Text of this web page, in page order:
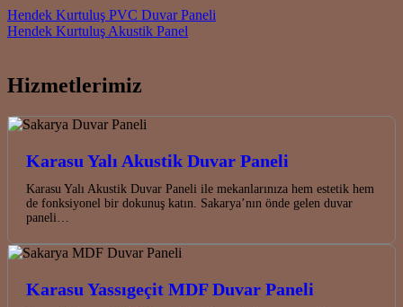
Post navigation
Hendek Kurtuluş PVC Duvar Paneli
Hendek Kurtuluş Akustik Panel
Hizmetlerimiz
Karasu Yalı Akustik Duvar Paneli
Karasu Yalı Akustik Duvar Paneli ile mekanlarınıza hem estetik hem
de fonksiyonel bir dokunuş katın. Sakarya’nın önde gelen duvar
paneli…
Karasu Yassıgeçit MDF Duvar Paneli